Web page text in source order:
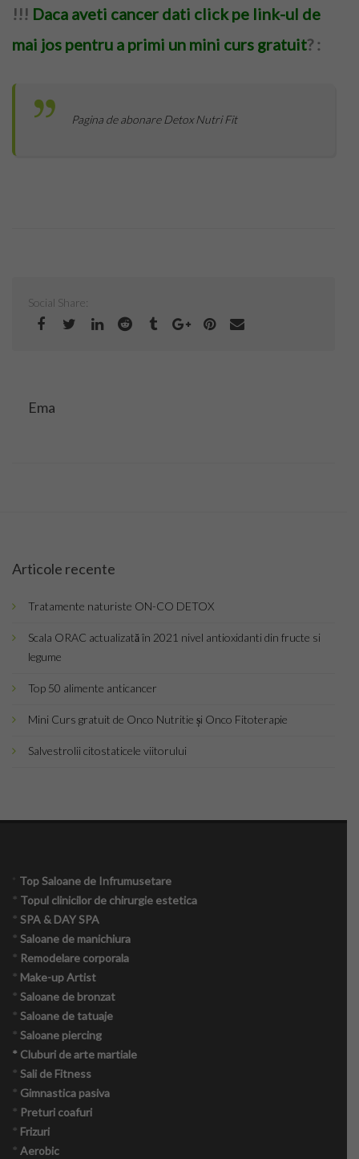
!!! Daca aveti cancer dati click pe link-ul de
mai jos pentru a primi un mini curs gratuit? :
Pagina de abonare Detox Nutri Fit
Social Share:
Ema
Articole recente
Tratamente naturiste ON-CO DETOX
Scala ORAC actualizată în 2021 nivel antioxidanti din fructe si
legume
Top 50 alimente anticancer
Mini Curs gratuit de Onco Nutritie și Onco Fitoterapie
Salvestrolii citostaticele viitorului
* Top Saloane de Infrumusetare
* Topul clinicilor de chirurgie estetica
* SPA & DAY SPA
* Saloane de manichiura
* Remodelare corporala
* Make-up Artist
* Saloane de bronzat
* Saloane de tatuaje
* Saloane piercing
* Cluburi de arte martiale
* Sali de Fitness
* Gimnastica pasiva
* Preturi coafuri
* Frizuri
* Aerobic